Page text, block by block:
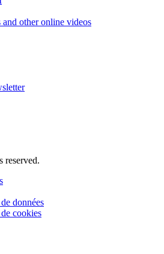
and other online videos
données
cookies